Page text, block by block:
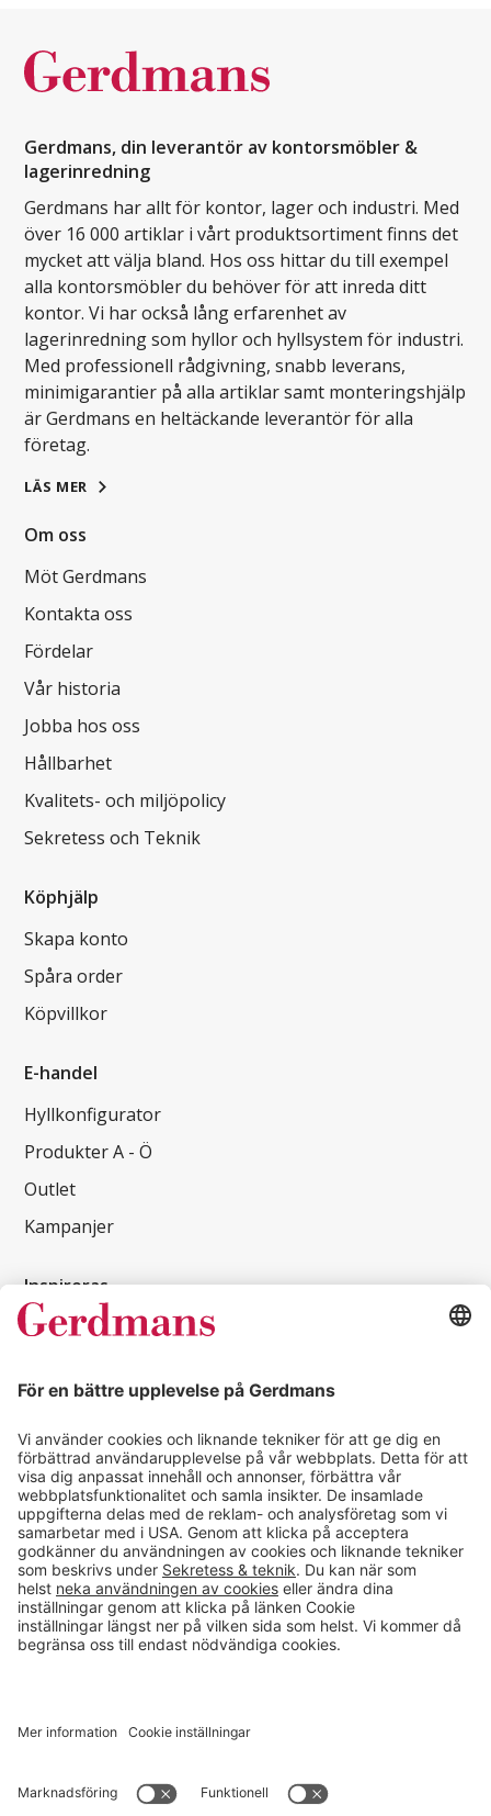
Gerdmans, din leverantör av kontorsmöbler &
lagerinredning
Gerdmans har allt för kontor, lager och industri. Med
över 16 000 artiklar i vårt produktsortiment finns det
mycket att välja bland. Hos oss hittar du till exempel
alla kontorsmöbler du behöver för att inreda ditt
kontor. Vi har också lång erfarenhet av
lagerinredning som hyllor och hyllsystem för industri.
Med professionell rådgivning, snabb leverans,
minimigarantier på alla artiklar samt monteringshjälp
är Gerdmans en heltäckande leverantör för alla
företag.
LÄS MER
Om oss
Möt Gerdmans
Kontakta oss
Fördelar
Vår historia
Jobba hos oss
Hållbarhet
Kvalitets- och miljöpolicy
Sekretess och Teknik
Köphjälp
Skapa konto
Spåra order
Köpvillkor
E-handel
Hyllkonfigurator
Produkter A - Ö
Outlet
Kampanjer
Inspireras
Kundcase
Läsvärt
Kontakt
info@gerdmans.se
0433-740 80
Kundservice öppettider
Vardagar 07.30-17.00
© 2026 Gerdmans Inredningar AB Alla priser är exklusive moms.
Cookie inställningar